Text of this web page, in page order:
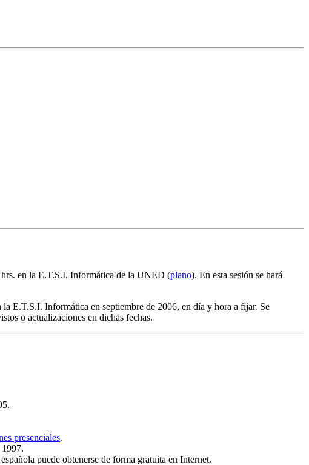
hrs. en la E.T.S.I. Informática de la UNED (plano). En esta sesión se hará
E.T.S.I. Informática en septiembre de 2006, en día y hora a fijar. Se
o actualizaciones en dichas fechas.
presenciales.
puede obtenerse de forma gratuita en Internet.